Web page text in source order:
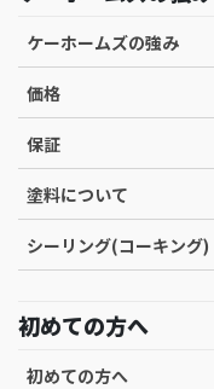
ケーホームズの強み
価格
保証
塗料について
シーリング(コーキング)
初めての方へ
初めての方へ